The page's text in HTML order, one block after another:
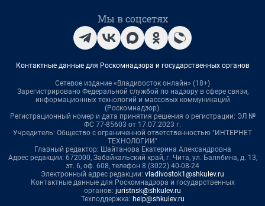
Мы в соцсетях
Контактные данные для Роскомнадзора и государственных органов
Сетевое издание «Владивосток онлайн» (18+)
Зарегистрировано Федеральной службой по надзору в сфере связи,
информационных технологий и массовых коммуникаций
(Роскомнадзор).
Регистрационный номер и дата принятия решения о регистрации: ЭЛ №
ФС 77-85603 от 17.07.2023 г.
Учредитель: Общество с ограниченной ответственностью "ИНТЕРНЕТ
ТЕХНОЛОГИИ"
Главный редактор: Шайтанова Екатерина Александровна
Адрес редакции: 672000, Забайкальский край, г. Чита, ул. Балябина, д. 13,
эт. 6, оф. 608, телефон 8 (3022) 40-08-24
Электронный адрес редакции: vladivostok1@shkulev.ru
Контактные данные для Роскомнадзора и государственных
органов: juristnsk@shkulev.ru
Техподдержка: help@shkulev.ru